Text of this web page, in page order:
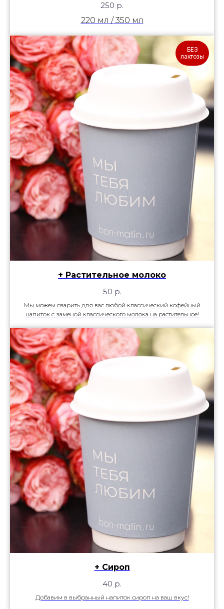
250 р.
220 мл / 350 мл
БЕЗ
лактозы
+ Растительное молоко
50 р.
Мы можем сварить для вас любой классический кофейный
напиток с заменой классического молока на растительное!
+ Сироп
40 р.
Добавим в выбранный напиток сироп на ваш вкус!